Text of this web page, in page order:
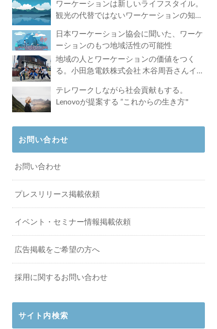
ワーケーションは新しいライフスタイル。
観光の代替ではないワーケーションの知ら
日本ワーケーション協会に聞いた、ワーケ
ーションのもつ地域活性の可能性
地域の人とワーケーションの価値をつく
る。小田急電鉄株式会社 木谷周吾さんイン
テレワークしながら社会貢献もする。
Lenovoが提案する ”これからの生き方"
お問い合わせ
お問い合わせ
プレスリリース掲載依頼
イベント・セミナー情報掲載依頼
広告掲載をご希望の方へ
採用に関するお問い合わせ
サイト内検索